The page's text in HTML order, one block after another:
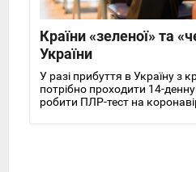
Країни «зеленої» та
України
У разі прибуття в Україну з
потрібно проходити 14-
робити ПЛР-тест на
проводиться з країн
відбути самоізоляцію